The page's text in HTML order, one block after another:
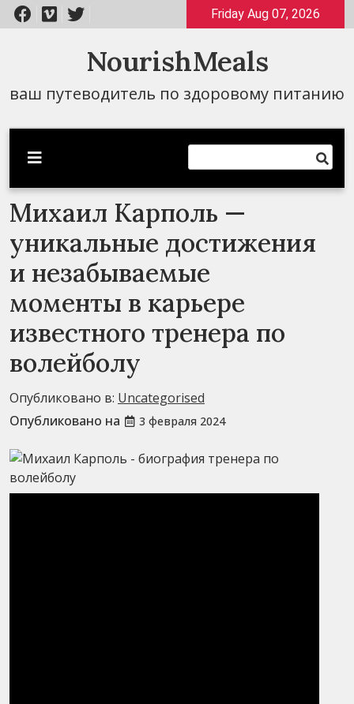
Перейти
к
Friday Aug 07, 2026
NourishMeals
ваш путеводитель по здоровому питанию
Михаил Карполь —
уникальные достижения
и незабываемые
моменты в карьере
известного тренера по
волейболу
Опубликовано в: Uncategorised
Опубликовано на
3 февраля 2024